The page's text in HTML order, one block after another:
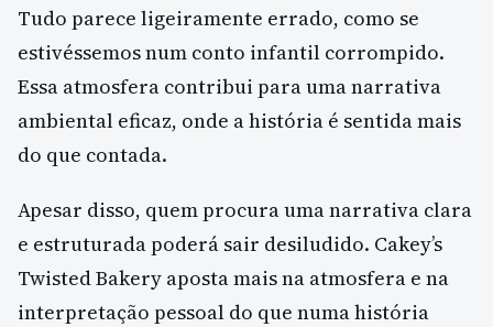
Tudo parece ligeiramente errado, como se
estivéssemos num conto infantil corrompido.
Essa atmosfera contribui para uma narrativa
ambiental eficaz, onde a história é sentida mais
do que contada.
Apesar disso, quem procura uma narrativa clara
e estruturada poderá sair desiludido. Cakey’s
Twisted Bakery aposta mais na atmosfera e na
interpretação pessoal do que numa história